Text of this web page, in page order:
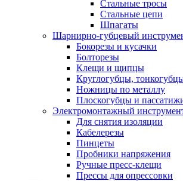
Стальные тросы
Стальные цепи
Шпагаты
Шарнирно-губцевый
Бокорезы и кусачки
Болторезы
Клещи и щипцы
Круглогубцы,
Ножницы по металлу
Плоскогубцы и
Электромонтажный
Для снятия изоляции
Кабелерезы
Пинцеты
Пробники напряжения
Ручные пресс-клещи
Прессы для опрессовки